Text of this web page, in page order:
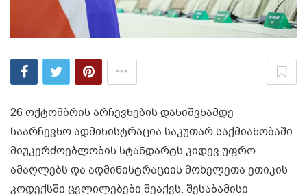
26 ოქტომბრის არჩევნების დანიშვნამდე
საარჩევნო ადმინისტრაცია საკუთარ საქმიანობაში
მიუკერძოებლობის სტანდარტს კიდევ უფრო
ამაღლებს და ადმინისტრაციის მოხელეთა ეთიკის
კოდექსში ცვლილებები შეაქვს. შესაბამისი